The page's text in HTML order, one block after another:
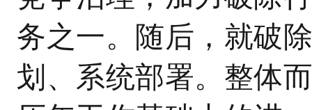
务之一。随后，就破
划、系统部署。整体